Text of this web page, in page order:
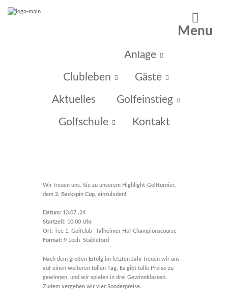
Anlage
Clubleben Gäste
Aktuelles Golfeinstieg
Golfschule Kontakt
Menu
Wir freuen uns, Sie zu unserem Highlight-Golfturnier,
dem 2. Backspin Cup , einzuladen!
Datum: 13.07 .24
Startzeit: 10:00 Uhr
Ort: Tee 1, Golfclub- Talheimer Hof Championscourse
Format: 9 Loch Stableford
Nach dem großen Erfolg im letzten Jahr freuen wir uns
auf einen weiteren tollen Tag. Es gibt tolle Preise zu
gewinnen, und wir spielen in drei Gewinnklassen.
Zudem vergeben wir vier Sonderpreise.